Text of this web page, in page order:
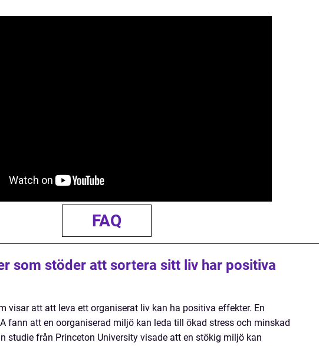
FAQ
som stöder att sortera sitt liv har positiva
visar att att leva ett organiserat liv kan ha positiva effekter. En
fann att en oorganiserad miljö kan leda till ökad stress och minskad
studie från Princeton University visade att en stökig miljö kan